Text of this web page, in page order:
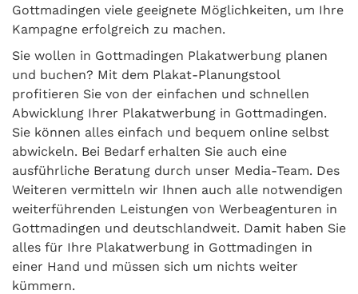
Gottmadingen viele geeignete Möglichkeiten, um Ihre
Kampagne erfolgreich zu machen.
Sie wollen in Gottmadingen Plakatwerbung planen
und buchen? Mit dem Plakat-Planungstool
profitieren Sie von der einfachen und schnellen
Abwicklung Ihrer Plakatwerbung in Gottmadingen.
Sie können alles einfach und bequem online selbst
abwickeln. Bei Bedarf erhalten Sie auch eine
ausführliche Beratung durch unser Media-Team. Des
Weiteren vermitteln wir Ihnen auch alle notwendigen
weiterführenden Leistungen von Werbeagenturen in
Gottmadingen und deutschlandweit. Damit haben Sie
alles für Ihre Plakatwerbung in Gottmadingen in
einer Hand und müssen sich um nichts weiter
kümmern.